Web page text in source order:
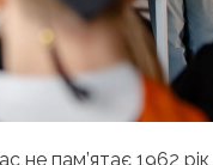
не пам’ятає 1962